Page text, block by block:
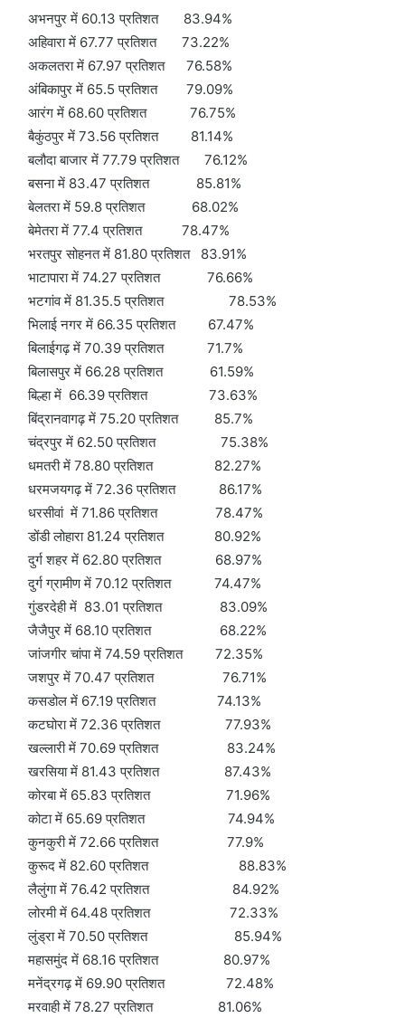
अभनपुर में 60.13 प्रतिशत 83.94%
अहिवारा में 67.77 प्रतिशत 73.22%
अकलतरा में 67.97 प्रतिशत 76.58%
अंबिकापुर में 65.5 प्रतिशत 79.09%
आरंग में 68.60 प्रतिशत 76.75%
बैकुंठपुर में 73.56 प्रतिशत 81.14%
बलौदा बाजार में 77.79 प्रतिशत 76.12%
बसना में 83.47 प्रतिशत 85.81%
बेलतरा में 59.8 प्रतिशत 68.02%
बेमेतरा में 77.4 प्रतिशत 78.47%
भरतपुर सोहनत में 81.80 प्रतिशत 83.91%
भाटापारा में 74.27 प्रतिशत 76.66%
भटगांव में 81.35.5 प्रतिशत 78.53%
भिलाई नगर में 66.35 प्रतिशत 67.47%
बिलाईगढ़ में 70.39 प्रतिशत 71.7%
बिलासपुर में 66.28 प्रतिशत 61.59%
बिल्हा में 66.39 प्रतिशत 73.63%
बिंद्रानवागढ़ में 75.20 प्रतिशत 85.7%
चंद्रपुर में 62.50 प्रतिशत 75.38%
धमतरी में 78.80 प्रतिशत 82.27%
धरमजयगढ़ में 72.36 प्रतिशत 86.17%
धरसीवां में 71.86 प्रतिशत 78.47%
डोंडी लोहारा 81.24 प्रतिशत 80.92%
दुर्ग शहर में 62.80 प्रतिशत 68.97%
दुर्ग ग्रामीण में 70.12 प्रतिशत 74.47%
गुंडरदेही में 83.01 प्रतिशत 83.09%
जैजैपुर में 68.10 प्रतिशत 68.22%
जांजगीर चांपा में 74.59 प्रतिशत 72.35%
जशपुर में 70.47 प्रतिशत 76.71%
कसडोल में 67.19 प्रतिशत 74.13%
कटघोरा में 72.36 प्रतिशत 77.93%
खल्लारी में 70.69 प्रतिशत 83.24%
खरसिया में 81.43 प्रतिशत 87.43%
कोरबा में 65.83 प्रतिशत 71.96%
कोटा में 65.69 प्रतिशत 74.94%
कुनकुरी में 72.66 प्रतिशत 77.9%
कुरूद में 82.60 प्रतिशत 88.83%
लैलुंगा में 76.42 प्रतिशत 84.92%
लोरमी में 64.48 प्रतिशत 72.33%
लुंड्रा में 70.50 प्रतिशत 85.94%
महासमुंद में 68.16 प्रतिशत 80.97%
मनेंद्रगढ़ में 69.90 प्रतिशत 72.48%
मरवाही में 78.27 प्रतिशत 81.06%